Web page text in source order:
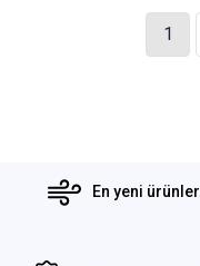
1
En yeni ürünler